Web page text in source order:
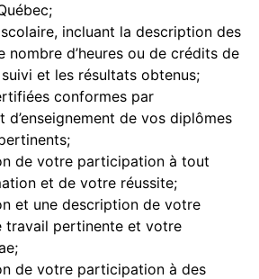
incluant la description des
nombre d’heures ou de crédits de
et les résultats obtenus;
conformes par
d’enseignement de vos diplômes
de votre participation à tout
et de votre réussite;
et une description de votre
travail pertinente et votre
de votre participation à des